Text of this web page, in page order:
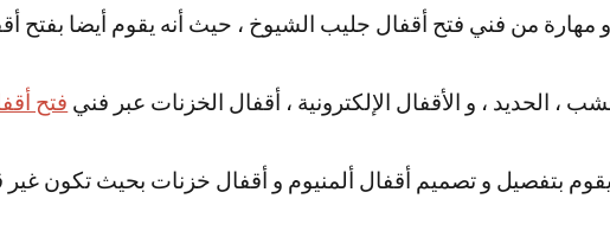
مهارة من فني فتح أقفال جليب الشيوخ ، حيث أنه يقوم أيضا بفتح
، الحديد ، و الأقفال الإلكترونية ، أقفال الخزنات عبر فني فتح
بتفصيل و تصميم أقفال ألمنيوم و أقفال خزنات بحيث تكون غير